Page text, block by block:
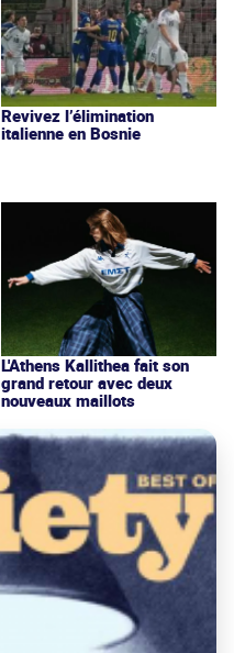
Revivez l’élimination
italienne en Bosnie
L'Athens Kallithea fait son
grand retour avec deux
nouveaux maillots